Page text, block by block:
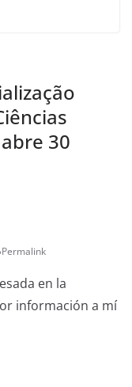
30
Permalink
en la
información a mí